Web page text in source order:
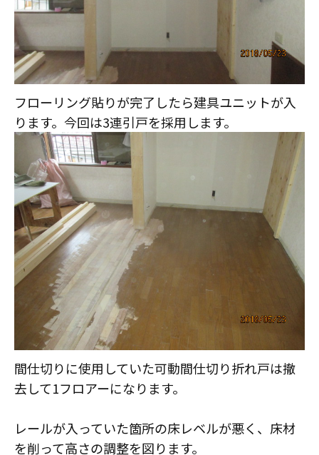
フローリング貼りが完了したら建具ユニットが入
ります。今回は3連引戸を採用します。
間仕切りに使用していた可動間仕切り折れ戸は撤
去して1フロアーになります。
レールが入っていた箇所の床レベルが悪く、床材
を削って高さの調整を図ります。